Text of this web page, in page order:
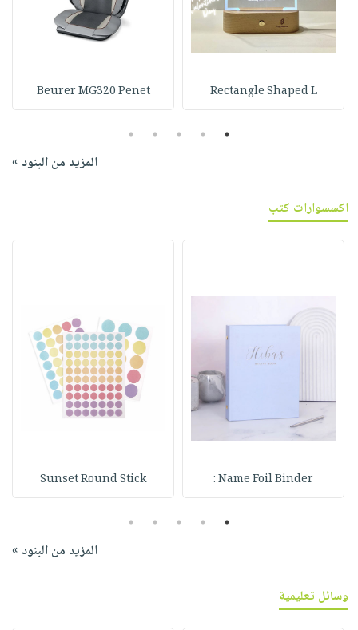
Rectangle Shaped L
Beurer MG320 Penet
1
2
3
4
5
المزيد من البنود »
اكسسوارات كتب
Name Foil Binder :
Sunset Round Stick
1
2
3
4
5
المزيد من البنود »
وسائل تعليمية